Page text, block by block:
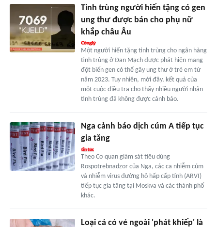
Tinh trùng người hiến tặng có gen
ung thư được bán cho phụ nữ
khắp châu Âu
Một người hiến tặng tinh trùng cho ngân hàng
tinh trùng ở Đan Mạch được phát hiện mang
đột biến gen có thể gây ung thư ở trẻ em từ
năm 2023. Tuy nhiên, mới đây, kết quả của
một cuộc điều tra cho thấy nhiều người nhận
tinh trùng đã không được cảnh báo.
Nga cảnh báo dịch cúm A tiếp tục
gia tăng
Theo Cơ quan giám sát tiêu dùng
Rospotrebnadzor của Nga, các ca nhiễm cúm
và nhiễm virus đường hô hấp cấp tính (ARVI)
tiếp tục gia tăng tại Moskva và các thành phố
khác.
Loại cá có vẻ ngoài 'phát khiếp' là